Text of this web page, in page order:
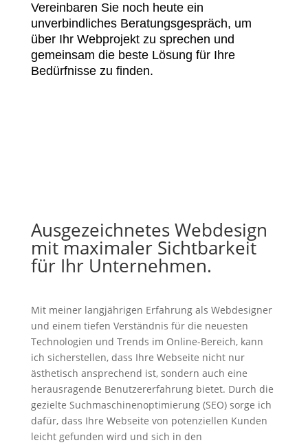
Vereinbaren Sie noch heute ein
unverbindliches Beratungsgespräch, um
über Ihr Webprojekt zu sprechen und
gemeinsam die beste Lösung für Ihre
Bedürfnisse zu finden.
Ausgezeichnetes Webdesign
mit maximaler Sichtbarkeit
für Ihr Unternehmen.
Mit meiner langjährigen Erfahrung als Webdesigner
und einem tiefen Verständnis für die neuesten
Technologien und Trends im Online-Bereich, kann
ich sicherstellen, dass Ihre Webseite nicht nur
ästhetisch ansprechend ist, sondern auch eine
herausragende Benutzererfahrung bietet. Durch die
gezielte Suchmaschinenoptimierung (SEO) sorge ich
dafür, dass Ihre Webseite von potenziellen Kunden
leicht gefunden wird und sich in den